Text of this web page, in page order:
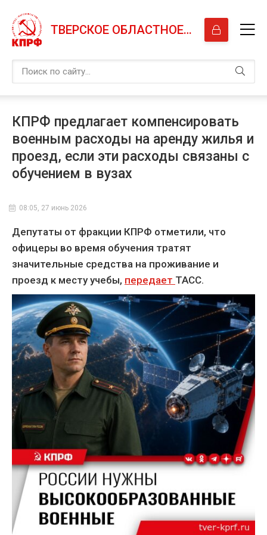
ТВЕРСКОЕ ОБЛАСТНОЕ ОТДЕЛЕНИЕ КПРФ
КПРФ предлагает компенсировать
военным расходы на аренду жилья и
проезд, если эти расходы связаны с
обучением в вузах
08:05, 27 июнь 2026
Депутаты от фракции КПРФ отметили, что
офицеры во время обучения тратят
значительные средства на проживание и
проезд к месту учебы, передает ТАСС.